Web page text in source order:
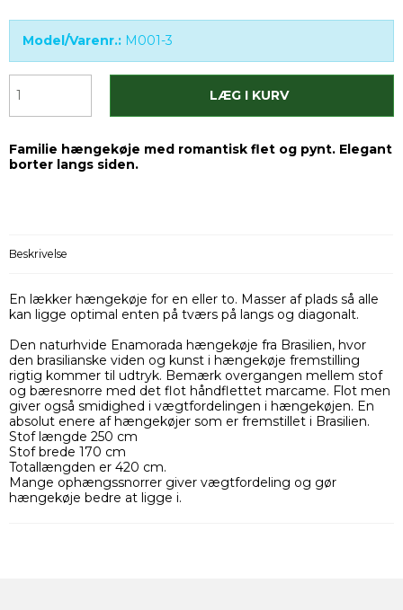
Model/Varenr.: M001-3
LÆG I KURV
Familie hængekøje med romantisk flet og pynt. Elegant
borter langs siden.
Beskrivelse
En lækker hængekøje for en eller to. Masser af plads så alle
kan ligge optimal enten på tværs på langs og diagonalt.
Den naturhvide Enamorada hængekøje fra Brasilien, hvor
den brasilianske viden og kunst i hængekøje fremstilling
rigtig kommer til udtryk. Bemærk overgangen mellem stof
og bæresnorre med det flot håndflettet marcame. Flot men
giver også smidighed i vægtfordelingen i hængekøjen. En
absolut enere af hængekøjer som er fremstillet i Brasilien.
Stof længde 250 cm
Stof brede 170 cm
Totallængden er 420 cm.
Mange ophængssnorrer giver vægtfordeling og gør
hængekøje bedre at ligge i.